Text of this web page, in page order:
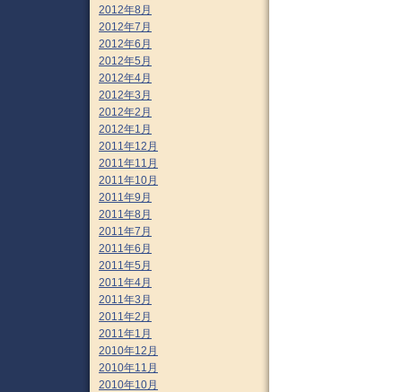
2012年8月
2012年7月
2012年6月
2012年5月
2012年4月
2012年3月
2012年2月
2012年1月
2011年12月
2011年11月
2011年10月
2011年9月
2011年8月
2011年7月
2011年6月
2011年5月
2011年4月
2011年3月
2011年2月
2011年1月
2010年12月
2010年11月
2010年10月